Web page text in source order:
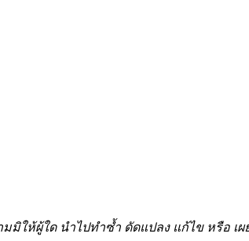
มมิให้ผู้ใด นำไปทำซ้ำ ดัดแปลง แก้ไข หรือ